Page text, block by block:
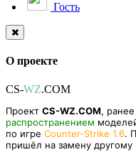
Гость
О проекте
CS-WZ.COM
Проект CS-WZ.COM, ранее
распространением
по игре Counter-Strike 1.6.
пришёл на замену другому